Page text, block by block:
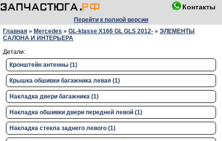
Контакты
Перейти к полной версии
Главная » Mercedes » GL-klasse X166 GL GLS 2012- » ЭЛЕМЕНТЫ
САЛОНА И ИНТЕРЬЕРА
Детали:
Кронштейн антенны (1)
Крышка обшивки багажника левая (1)
Накладка двери багажника (1)
Накладка обшивки двери передней левой (1)
Накладка стекла заднего левого (1)